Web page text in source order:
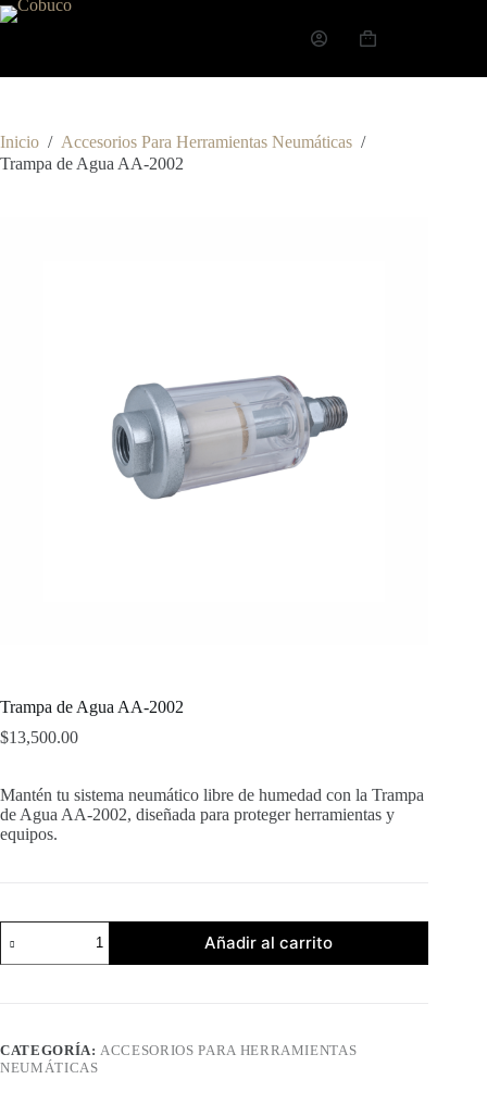
Inicio / Accesorios Para Herramientas Neumáticas /
Trampa de Agua AA-2002
Trampa de Agua AA-2002
$13,500.00
Mantén tu sistema neumático libre de humedad con la Trampa
de Agua AA-2002, diseñada para proteger herramientas y
equipos.
Añadir al carrito
CATEGORÍA: ACCESORIOS PARA HERRAMIENTAS
NEUMÁTICAS